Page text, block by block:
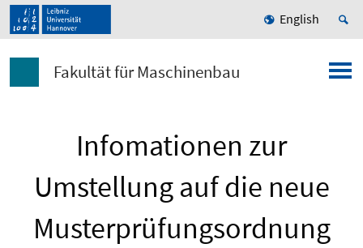
English
Fakultät für Maschinenbau
Infomationen zur
Umstellung auf die neue
Musterprüfungsordnung